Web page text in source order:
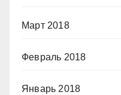
Март 2018
Февраль 2018
Январь 2018